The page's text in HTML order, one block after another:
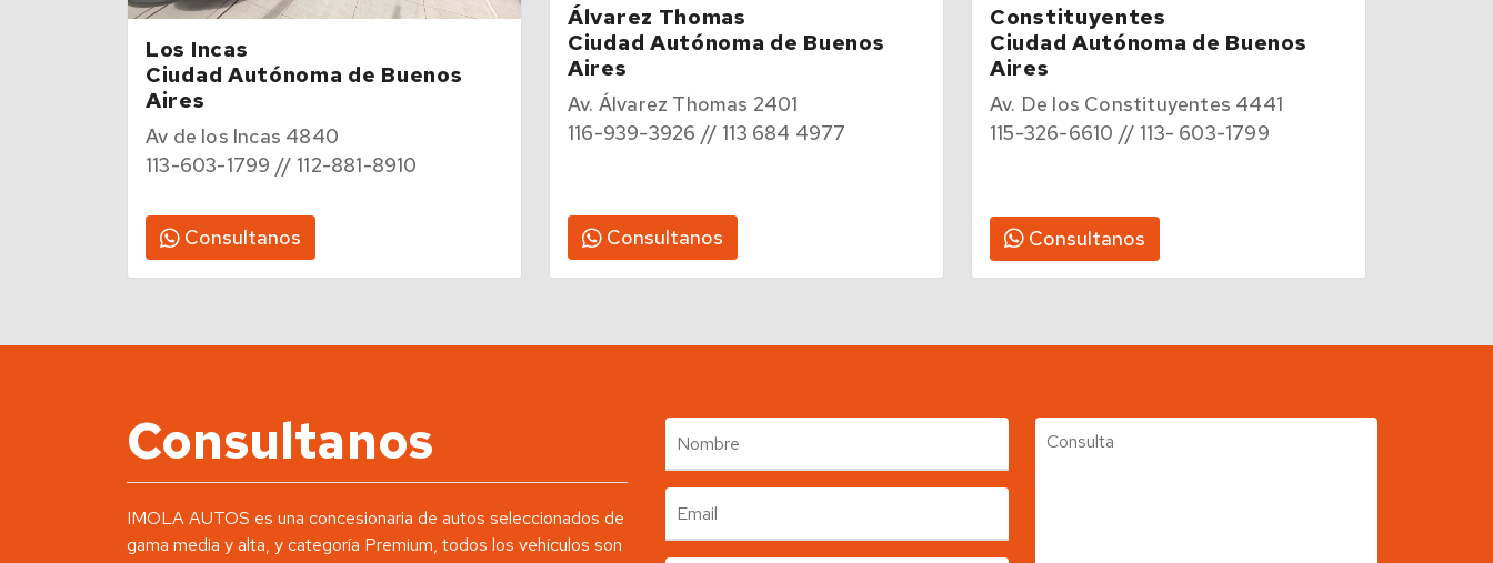
Los Incas
Ciudad Autónoma de Buenos
Aires
Av de los Incas 4840
113-603-1799 // 112-881-8910
Consultanos
Álvarez Thomas
Ciudad Autónoma de Buenos
Aires
Av. Álvarez Thomas 2401
116-939-3926 // 113 684 4977
Consultanos
Constituyentes
Ciudad Autónoma de Buenos
Aires
Av. De los Constituyentes 4441
115-326-6610 // 113- 603-1799
Consultanos
Consultanos
IMOLA AUTOS es una concesionaria de autos seleccionados de
gama media y alta, y categoría Premium, todos los vehículos son